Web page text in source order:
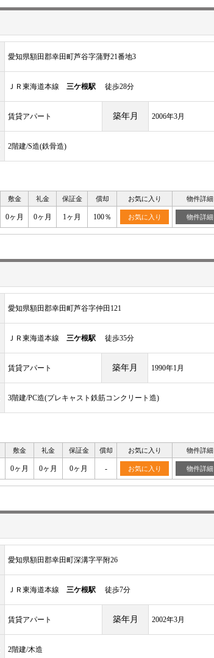
愛知県額田郡幸田町芦谷字蒲野21番地3
ＪＲ東海道本線 三ケ根駅 徒歩28分
賃貸アパート 築年月 2006年3月
2階建/S造(鉄骨造)
敷金 礼金 保証金 償却 お気に入り 物件詳細
0ヶ月 0ヶ月 1ヶ月 100％ お気に入り 物件詳細
愛知県額田郡幸田町芦谷字仲田121
ＪＲ東海道本線 三ケ根駅 徒歩35分
賃貸アパート 築年月 1990年1月
3階建/PC造(プレキャスト鉄筋コンクリート造)
敷金 礼金 保証金 償却 お気に入り 物件詳細
0ヶ月 0ヶ月 0ヶ月 - お気に入り 物件詳細
愛知県額田郡幸田町深溝字平附26
ＪＲ東海道本線 三ケ根駅 徒歩7分
賃貸アパート 築年月 2002年3月
2階建/木造